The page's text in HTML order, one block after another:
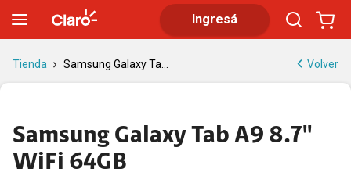
Ingresá
Tienda Samsung Galaxy Ta... Volver
Samsung Galaxy Tab A9 8.7''
WiFi 64GB
Samsung Galaxy Tab A9 8.7'' WiFi 64GB | Tienda Claro